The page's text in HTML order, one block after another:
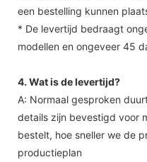
een bestelling kunnen
* De levertijd bedraagt
modellen en ongeveer 45
4. Wat is de levertijd?
A: Normaal gesproken
details zijn bevestigd voor
bestelt, hoe sneller we de
productieplan